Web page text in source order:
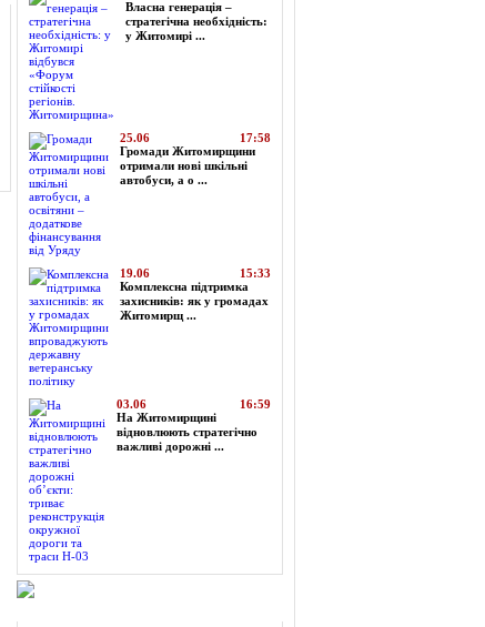
Власна генерація –
стратегічна необхідність:
у Житомирі ...
25.06
17:58
Громади Житомирщини
отримали нові шкільні
автобуси, а о ...
19.06
15:33
Комплексна підтримка
захисників: як у громадах
Житомирщ ...
03.06
16:59
На Житомирщині
відновлюють стратегічно
важливі дорожні ...